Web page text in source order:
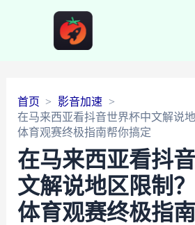
首页
影音加速
在马来西亚看抖音世界杯中文解说
体育观赛终极指南帮你搞定
在马来西亚看抖
文解说地区限制
体育观赛终极指